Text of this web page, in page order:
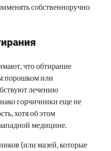
собственноручно
что обтирание
порошком или
лечению
горчичники еще не
хотя об этом
медицине.
(или мазей, которые